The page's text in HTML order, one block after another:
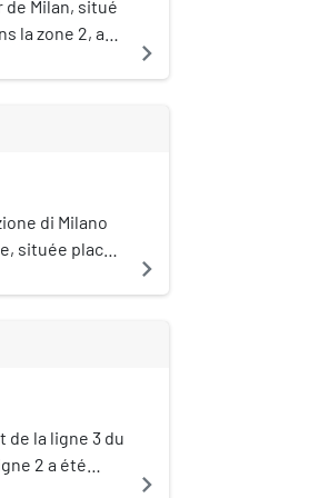
Milan, situé
la zone 2, aux
situé sur
navigate_next
di Milano
située place
ville et
navigate_next
de la ligne 3 du
2 a été
navigate_next